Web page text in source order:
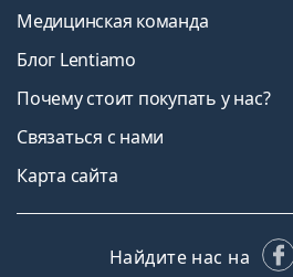
Медицинская команда
Блог Lentiamo
Почему стоит покупать у нас?
Связаться с нами
Карта сайта
Найдите нас на